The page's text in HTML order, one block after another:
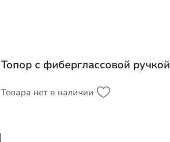
Топор с фиберглассовой ручкой
Товара нет в наличии